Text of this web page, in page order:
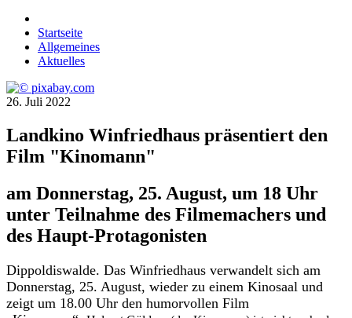
Startseite
Allgemeines
Aktuelles
26. Juli 2022
Landkino Winfriedhaus präsentiert den
Film "Kinomann"
am Donnerstag, 25. August, um 18 Uhr
unter Teilnahme des Filmemachers und
des Haupt-Protagonisten
Dippoldiswalde. Das Winfriedhaus verwandelt sich am
Donnerstag, 25. August, wieder zu einem Kinosaal und
zeigt um 18.00 Uhr den humorvollen Film